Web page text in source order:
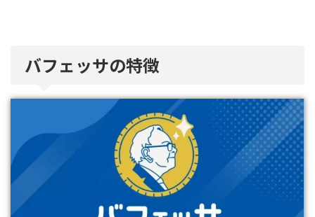
バフェッサの特徴